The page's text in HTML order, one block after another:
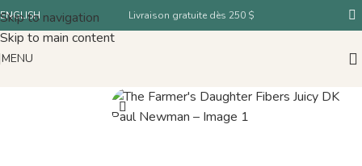
Skip to navigation
Skip to main content
ENGLISH Livraison gratuite dès 250 $
MENU